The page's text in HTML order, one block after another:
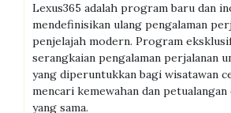
Lexus365 adalah program baru dan
mendefinisikan ulang pengalaman
penjelajah modern. Program
serangkaian pengalaman perjalanan
yang diperuntukkan bagi wisatawan
mencari kemewahan dan petualangan
yang sama.